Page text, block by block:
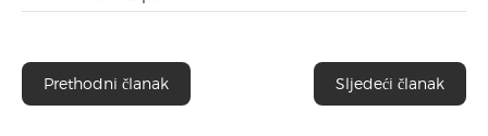
Prethodni članak Sljedeći članak